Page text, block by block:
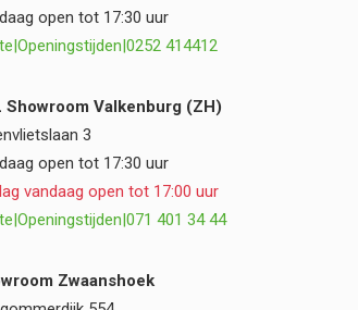
open tot 17:30 uur
|Openingstijden|0252 414412
Showroom Valkenburg (ZH)
3
open tot 17:30 uur
vandaag open tot 17:00 uur
|Openingstijden|071 401 34 44
Zwaanshoek